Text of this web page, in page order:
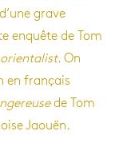
grave
enquête de Tom
orientalist. On
en français
de Tom
Jaouën.